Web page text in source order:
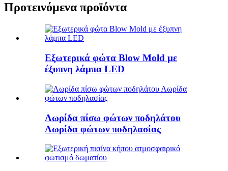
Προτεινόμενα προϊόντα
Εξωτερικά φώτα Blow Mold με
έξυπνη λάμπα LED
Λωρίδα πίσω φώτων ποδηλάτου
Λωρίδα φώτων ποδηλασίας